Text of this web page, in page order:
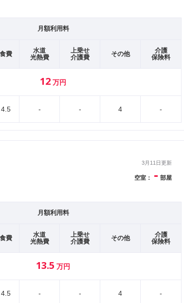
月額利用料
食費
水道
光熱費
上乗せ
介護費
その他
介護
保険料
12 万円
4.5 - - 4 -
3月11日更新
空室： - 部屋
月額利用料
食費
水道
光熱費
上乗せ
介護費
その他
介護
保険料
13.5 万円
4.5 - - 4 -